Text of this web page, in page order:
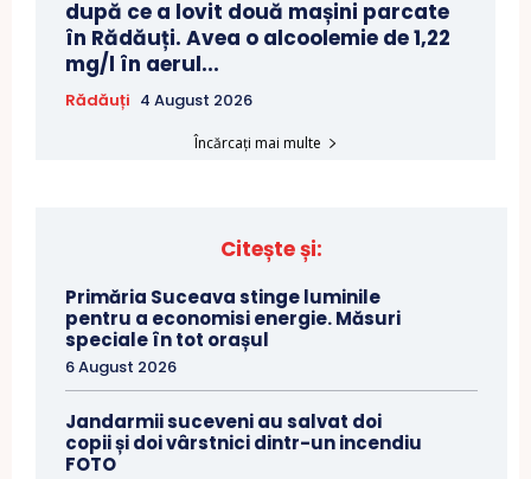
după ce a lovit două mașini parcate
în Rădăuți. Avea o alcoolemie de 1,22
mg/l în aerul...
Rădăuți 4 August 2026
Încărcați mai multe
Citește și:
Primăria Suceava stinge luminile
pentru a economisi energie. Măsuri
speciale în tot orașul
6 August 2026
Jandarmii suceveni au salvat doi
copii și doi vârstnici dintr-un incendiu
FOTO